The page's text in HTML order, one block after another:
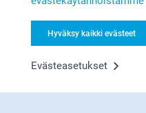
Hyväksy kaikki evästeet
Evästeasetukset